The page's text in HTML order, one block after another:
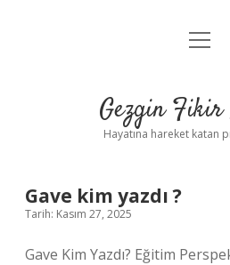
Anasayfa
Yasal
Gezgin Fikir
Hayatına hareket katan
Gave kim yazdı ?
Tarih: Kasım 27, 2025
Gave Kim Yazdı? Eğitim